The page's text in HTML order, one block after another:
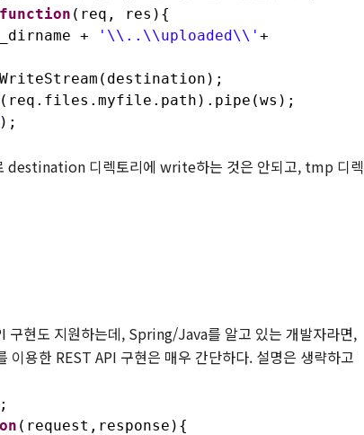
function (req, res){
+ '\\..\\uploaded\\' +
);
destination 디렉토리에 write하는 것은 안되고, tmp 디렉
구현도 지원하는데, Spring/Java를 알고 있는 개발자라면,
이용한 REST API 구현은 매우 간단하다. 설명은 생략하고
(request,response){